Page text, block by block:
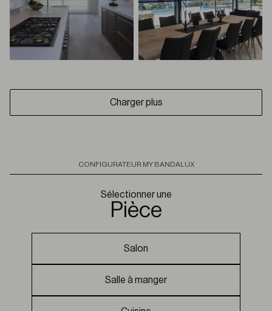
Charger plus
CONFIGURATEUR MY BANDALUX
Sélectionner une
pièce
Salon
Salle à manger